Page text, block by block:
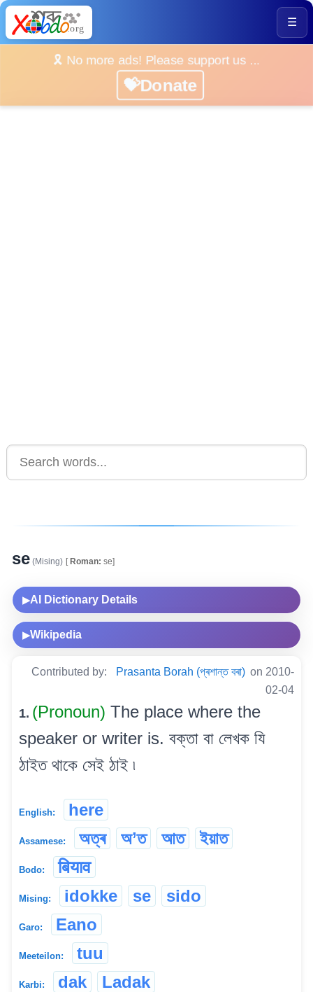
☰
🎗️ No more ads! Please support us ...
💝Donate
se (Mising) [Roman: se]
▶AI Dictionary Details
▶Wikipedia
Contributed by: Prasanta Borah (প্ৰশান্ত বৰা) on 2010-
02-04
1. (Pronoun) The place where the
speaker or writer is. বক্তা বা লেখক যি
ঠাইত থাকে সেই ঠাই ৷
English: here
Assamese: অত্ৰ অ’ত আত ইয়াত
Bodo: बियाव
Mising: idokke se sido
Garo: Eano
Meeteilon: tuu
Karbi: dak Ladak